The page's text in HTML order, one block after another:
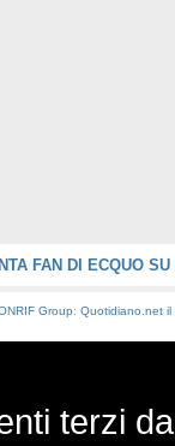
FAN DI ECQUO SU
Group: Quotidiano.net il
terzi